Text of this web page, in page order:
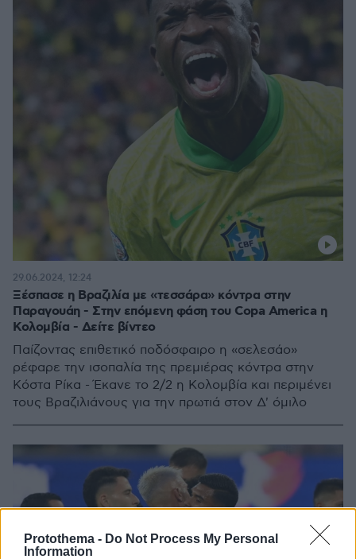
Protothema - Do Not Process My Personal
Information
Ξέσπασε η Βραζιλία με «τεσσάρα» κόντρα στην
Παραγουάη - Στην επόμενη φάση του Copa America η
Κολομβία - Δείτε βίντεο
Παίζοντας επιθετικό ποδόσφαιρο η «σελεσάο»
ρέφαρε την ισοπαλία της πρεμιέρας κόντρα στην
Κόστα Ρίκα - Έκανε το 2/2 η Κολομβία και περιμένει
τους Βραζιλιάνους για την πρωτιά στον Δ' όμιλο
29.06.2024, 12:24